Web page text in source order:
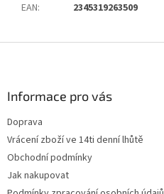
EAN: 2345319263509
Informace pro vás
Doprava
Vrácení zboží ve 14ti denní lhůtě
Obchodní podmínky
Jak nakupovat